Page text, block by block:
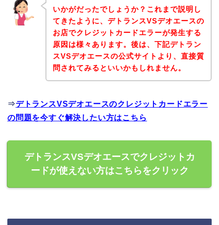
いかがだったでしょうか？これまで説明し
てきたように、デトランスVSデオエースの
お店でクレジットカードエラーが発生する
原因は様々あります。後は、下記デトラン
スVSデオエースの公式サイトより、直接質
問されてみるといいかもしれません。
⇒デトランスVSデオエースのクレジットカードエラー
の問題を今すぐ解決したい方はこちら
デトランスVSデオエースでクレジットカ
ードが使えない方はこちらをクリック